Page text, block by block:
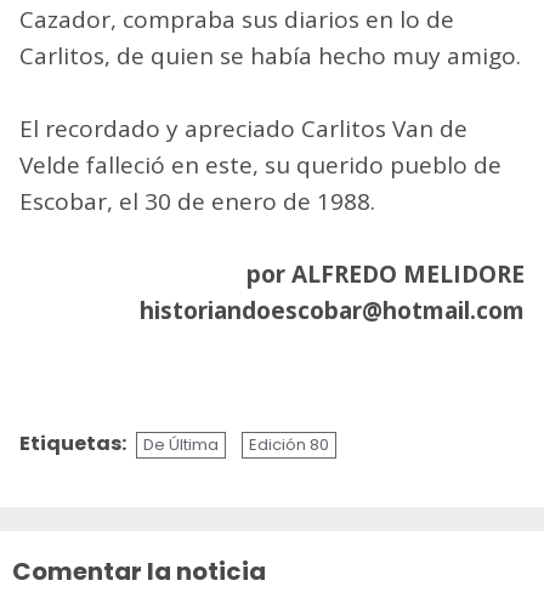
Cazador, compraba sus diarios en lo de
Carlitos, de quien se había hecho muy amigo.
El recordado y apreciado Carlitos Van de
Velde falleció en este, su querido pueblo de
Escobar, el 30 de enero de 1988.
por ALFREDO MELIDORE
historiandoescobar@hotmail.com
Etiquetas: De Última Edición 80
Comentar la noticia